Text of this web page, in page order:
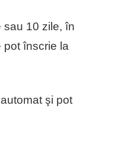
sau 10 zile, în
pot înscrie la
şi pot